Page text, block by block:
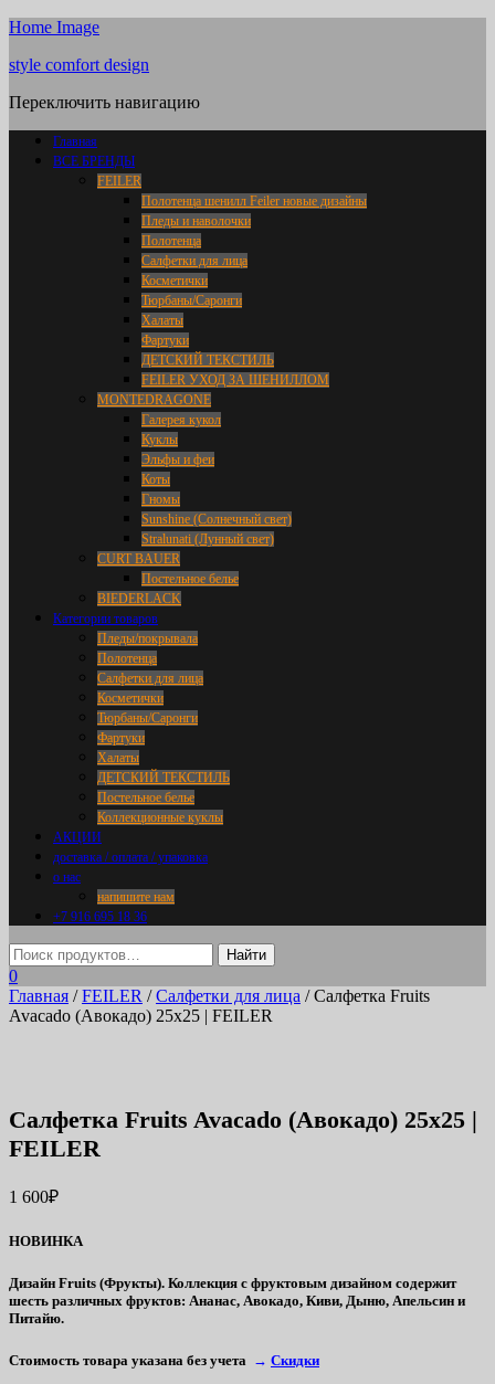
Home Image
style comfort design
Переключить навигацию
Главная
ВСЕ БРЕНДЫ
FEILER
Полотенца шенилл Feiler новые дизайны
Пледы и наволочки
Полотенца
Салфетки для лица
Косметички
Тюрбаны/Саронги
Халаты
Фартуки
ДЕТСКИЙ ТЕКСТИЛЬ
FEILER УХОД ЗА ШЕНИЛЛОМ
MONTEDRAGONE
Галерея кукол
Куклы
Эльфы и феи
Коты
Гномы
Sunshine (Солнечный свет)
Stralunati (Лунный свет)
CURT BAUER
Постельное белье
BIEDERLACK
Категории товаров
Пледы/покрывала
Полотенца
Салфетки для лица
Косметички
Тюрбаны/Саронги
Фартуки
Халаты
ДЕТСКИЙ ТЕКСТИЛЬ
Постельное белье
Коллекционные куклы
АКЦИИ
доставка / оплата / упаковка
о нас
напишите нам
+7 916 695 18 36
0
Главная /FEILER /Салфетки для лица / Салфетка Fruits
Avacado (Авокадо) 25х25 | FEILER
Салфетка Fruits Avacado (Авокадо) 25х25 |
FEILER
1 600₽
НОВИНКА
Дизайн Fruits (Фрукты). Коллекция с фруктовым дизайном содержит
шесть различных фруктов: Ананас, Авокадо, Киви, Дыню, Апельсин и
Питайю.
Стоимость товара указана без учета → Скидки